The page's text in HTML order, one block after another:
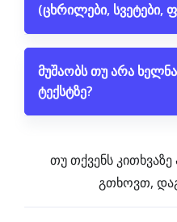
(ცხრილები, სვეტები,
მუშაობს თუ არა
ტექსტზე?
თუ თქვენს
გთხოვთ,